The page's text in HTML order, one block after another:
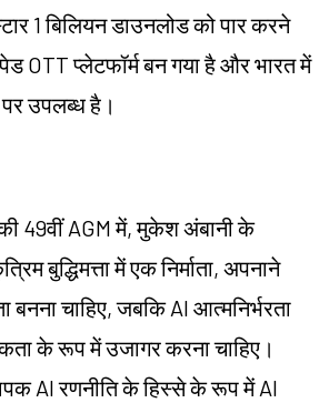
1 बिलियन डाउनलोड को पार करने
OTT प्लेटफॉर्म बन गया है और भारत में
उपलब्ध है।
49वीं AGM में, मुकेश अंबानी के
बुद्धिमत्ता में एक निर्माता, अपनाने
बनना चाहिए, जबकि AI आत्मनिर्भरता
के रूप में उजागर करना चाहिए।
AI रणनीति के हिस्से के रूप में AI